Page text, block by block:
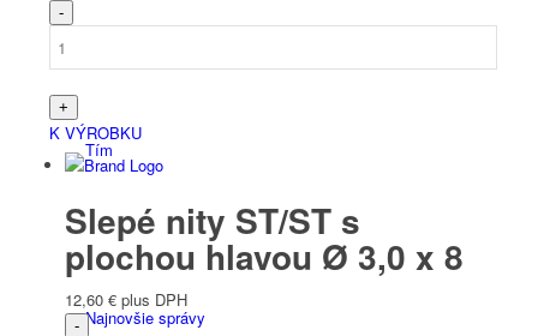
Tím
Najnovšie správy
K VÝROBKU
Slepé nity ST/ST s
plochou hlavou Ø 3,0 x 8
12,60 € plus DPH